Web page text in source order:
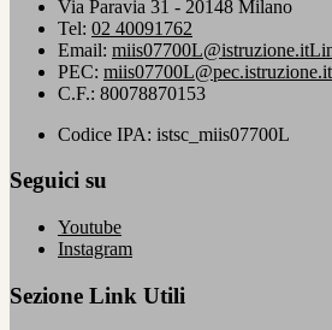
Via Paravia 31 - 20148 Milano
Tel: 02 40091762
Email: miis07700L@istruzione.it
PEC: miis07700L@pec.istruzione.it
C.F.: 80078870153
Codice IPA: istsc_miis07700L
Seguici su
Youtube
Instagram
Sezione Link Utili